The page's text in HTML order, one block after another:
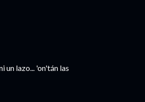
un lazo... 'on'tán las